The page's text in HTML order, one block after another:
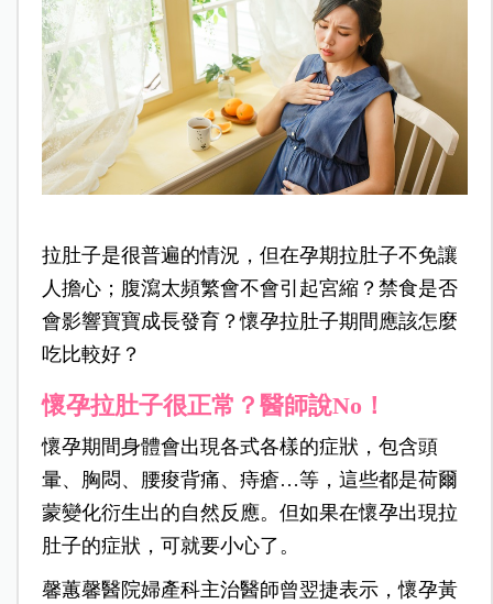
拉肚子是很普遍的情況，但在孕期拉肚子不免讓
人擔心；腹瀉太頻繁會不會引起宮縮？禁食是否
會影響寶寶成長發育？懷孕拉肚子期間應該怎麼
吃比較好？
懷孕拉肚子很正常？醫師說No ！
懷孕期間身體會出現各式各樣的症狀，包含頭
暈、胸悶、腰痠背痛、痔瘡…等，這些都是荷爾
蒙變化衍生出的自然反應。但如果在懷孕出現拉
肚子的症狀，可就要小心了。
馨蕙馨醫院婦產科主治醫師曾翌捷表示，懷孕黃